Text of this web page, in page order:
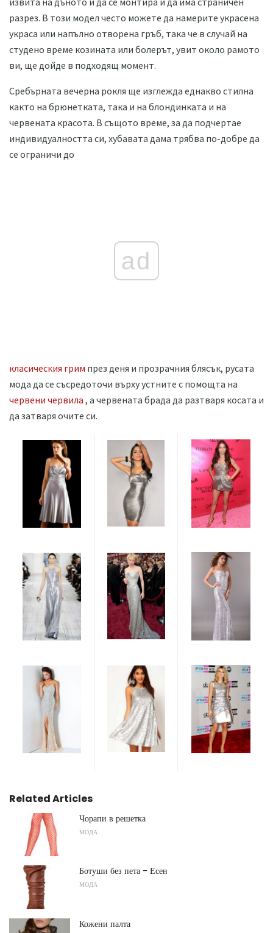
разрез. В този модел често можете да намерите украсена
украса или напълно отворена гръб, така че в случай на
студено време козината или болерът, увит около рамото
ви, ще дойде в подходящ момент.
Сребърната вечерна рокля ще изглежда еднакво стилна
както на брюнетката, така и на блондинката и на
червената красота. В същото време, за да подчертае
индивидуалността си, хубавата дама трябва по-добре да
се ограничи до
ad
класическия грим през деня и прозрачния блясък, русата
мода да се съсредоточи върху устните с помощта на
червени червила , а червената брада да разтваря косата и
да затваря очите си.
Related Articles
Чорапи в решетка
МОДА
Ботуши без пета - Есен
МОДА
Кожени палта